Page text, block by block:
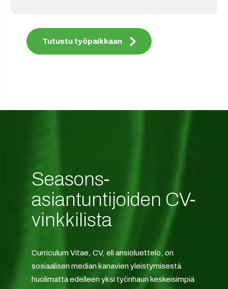
Tutustu työpaikkaan
Seasons-
asiantuntijoiden CV-
vinkkilista
Curriculum Vitae, CV, eli ansioluettelo, on
sosiaalisen median kanavien yleistymisestä
huolimatta edelleen yksi työnhaun keskeisimpiä